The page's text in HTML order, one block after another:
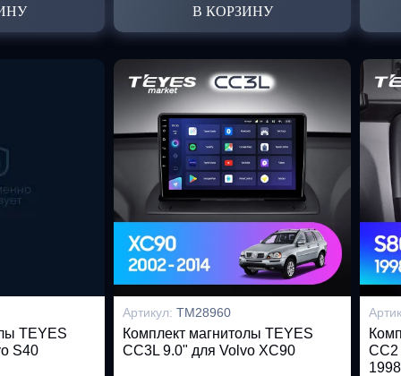
В КОРЗИНУ
TEYES
S40
Артикул: TM28960
Комплект магнитолы TEYES
CC3L 9.0" для Volvo XC90
CC2